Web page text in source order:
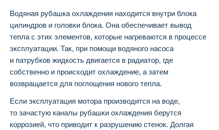
Водяная рубашка охлаждения находится внутри блока
цилиндров и головки блока. Она обеспечивает вывод
тепла с этих элементов, которые нагреваются в процессе
эксплуатации. Так, при помощи водяного насоса
и патрубков жидкость двигается в радиатор, где
собственно и происходит охлаждение, а затем
возвращается для поглощения нового тепла.
Если эксплуатация мотора производится на воде,
то зачастую каналы рубашки охлаждения берутся
коррозией, что приводит к разрушению стенок. Долгая